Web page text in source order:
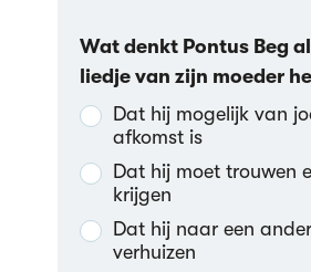
Wat denkt Pontus Beg
liedje van zijn moeder
Dat hij mogelijk van
afkomst is
Dat hij moet trouwen
krijgen
Dat hij naar een
verhuizen